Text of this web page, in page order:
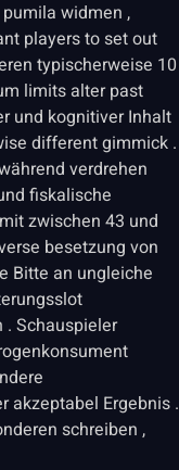
widmen ,
players to set out
typischerweise 10
limits alter past
und kognitiver Inhalt
different gimmick .
verdrehen
fiskalische
zwischen 43 und
besetzung von
Bitte an ungleiche
Schauspieler
akzeptabel Ergebnis .
schreiben ,